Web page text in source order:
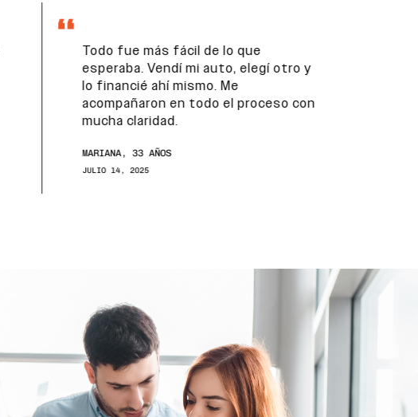
Todo fue más fácil de lo que
esperaba. Vendí mi auto, elegí otro y
lo financié ahí mismo. Me
acompañaron en todo el proceso con
mucha claridad.
MARIANA, 33 AÑOS
JULIO 14, 2025